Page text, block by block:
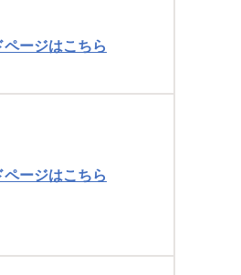
ージはこちら
ージはこちら